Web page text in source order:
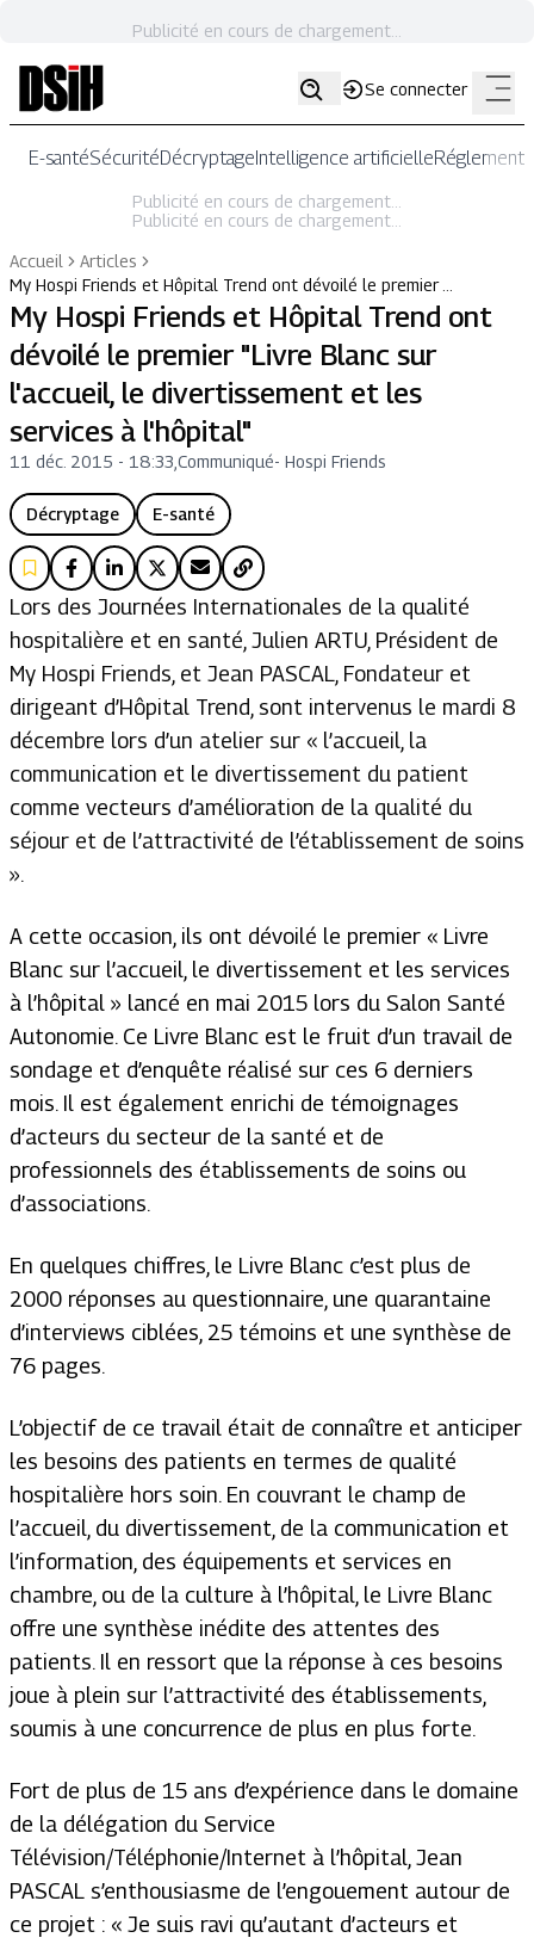
Publicité en cours de chargement...
Se connecter
E-santéSécuritéDécryptageIntelligence artificielle
Publicité en cours de chargement...
Publicité en cours de chargement...
Accueil
Articles
My Hospi Friends et Hôpital Trend ont dévoilé le premier …
My Hospi Friends et Hôpital Trend ont
dévoilé le premier "Livre Blanc sur
l'accueil, le divertissement et les
services à l'hôpital"
11 déc. 2015 - 18:33 Communiqué- Hospi Friends
Décryptage E-santé
Lors des Journées Internationales de la qualité
hospitalière et en santé, Julien ARTU, Président de
My Hospi Friends, et Jean PASCAL, Fondateur et
dirigeant d’Hôpital Trend, sont intervenus le mardi 8
décembre lors d’un atelier sur « l’accueil, la
communication et le divertissement du patient
comme vecteurs d’amélioration de la qualité du
séjour et de l’attractivité de l’établissement de soins
».
A cette occasion, ils ont dévoilé le premier « Livre
Blanc sur l’accueil, le divertissement et les services
à l’hôpital » lancé en mai 2015 lors du Salon Santé
Autonomie. Ce Livre Blanc est le fruit d’un travail de
sondage et d’enquête réalisé sur ces 6 derniers
mois. Il est également enrichi de témoignages
d’acteurs du secteur de la santé et de
professionnels des établissements de soins ou
d’associations.
En quelques chiffres, le Livre Blanc c’est plus de
2000 réponses au questionnaire, une quarantaine
d’interviews ciblées, 25 témoins et une synthèse de
76 pages.
L’objectif de ce travail était de connaître et anticiper
les besoins des patients en termes de qualité
hospitalière hors soin. En couvrant le champ de
l’accueil, du divertissement, de la communication et
l’information, des équipements et services en
chambre, ou de la culture à l’hôpital, le Livre Blanc
offre une synthèse inédite des attentes des
patients. Il en ressort que la réponse à ces besoins
joue à plein sur l’attractivité des établissements,
soumis à une concurrence de plus en plus forte.
Fort de plus de 15 ans d’expérience dans le domaine
de la délégation du Service
Télévision/Téléphonie/Internet à l’hôpital, Jean
PASCAL s’enthousiasme de l’engouement autour de
ce projet : « Je suis ravi qu’autant d’acteurs et